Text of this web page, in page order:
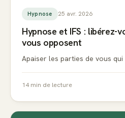
Hypnose 25 avr. 2026
Hypnose et IFS : libérez-
vous opposent
Apaiser les parties de vous
14min de lecture